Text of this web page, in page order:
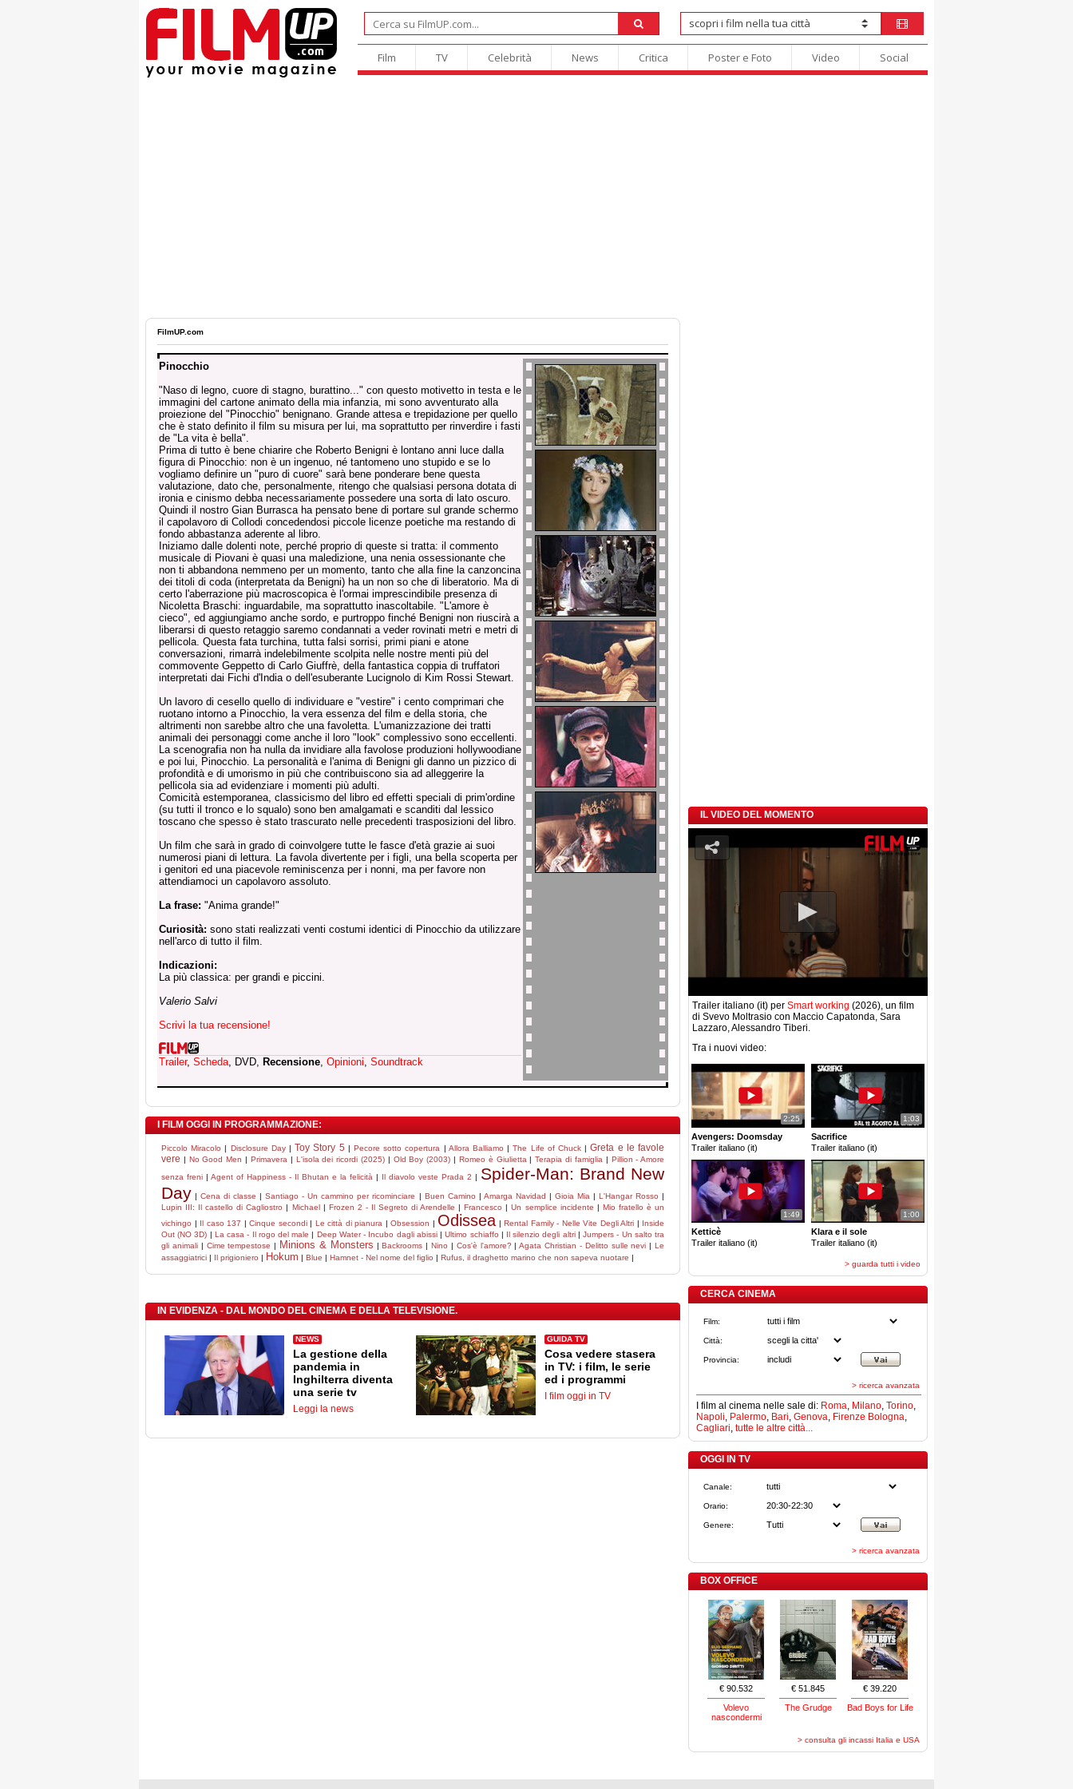
Film TV Celebrità News Critica Poster e Foto Video Social
FilmUP.com
Pinocchio
"Naso di legno, cuore di stagno, burattino..." con questo motivetto in testa e le
immagini del cartone animato della mia infanzia, mi sono avventurato alla
proiezione del "Pinocchio" benignano. Grande attesa e trepidazione per quello
che è stato definito il film su misura per lui, ma soprattutto per rinverdire i fasti
de "La vita è bella".
Prima di tutto è bene chiarire che Roberto Benigni è lontano anni luce dalla
figura di Pinocchio: non è un ingenuo, né tantomeno uno stupido e se lo
vogliamo definire un "puro di cuore" sarà bene ponderare bene questa
valutazione, dato che, personalmente, ritengo che qualsiasi persona dotata di
ironia e cinismo debba necessariamente possedere una sorta di lato oscuro.
Quindi il nostro Gian Burrasca ha pensato bene di portare sul grande schermo
il capolavoro di Collodi concedendosi piccole licenze poetiche ma restando di
fondo abbastanza aderente al libro.
Iniziamo dalle dolenti note, perché proprio di queste si tratta: il commento
musicale di Piovani è quasi una maledizione, una nenia ossessionante che
non ti abbandona nemmeno per un momento, tanto che alla fine la canzoncina
dei titoli di coda (interpretata da Benigni) ha un non so che di liberatorio. Ma di
certo l'aberrazione più macroscopica è l'ormai imprescindibile presenza di
Nicoletta Braschi: inguardabile, ma soprattutto inascoltabile. "L'amore è
cieco", ed aggiungiamo anche sordo, e purtroppo finché Benigni non riuscirà a
liberarsi di questo retaggio saremo condannati a veder rovinati metri e metri di
pellicola. Questa fata turchina, tutta falsi sorrisi, primi piani e atone
conversazioni, rimarrà indelebilmente scolpita nelle nostre menti più del
commovente Geppetto di Carlo Giuffrè, della fantastica coppia di truffatori
interpretati dai Fichi d'India o dell'esuberante Lucignolo di Kim Rossi Stewart.
Un lavoro di cesello quello di individuare e "vestire" i cento comprimari che
ruotano intorno a Pinocchio, la vera essenza del film e della storia, che
altrimenti non sarebbe altro che una favoletta. L'umanizzazione dei tratti
animali dei personaggi come anche il loro "look" complessivo sono eccellenti.
La scenografia non ha nulla da invidiare alla favolose produzioni hollywoodiane
e poi lui, Pinocchio. La personalità e l'anima di Benigni gli danno un pizzico di
profondità e di umorismo in più che contribuiscono sia ad alleggerire la
pellicola sia ad evidenziare i momenti più adulti.
Comicità estemporanea, classicismo del libro ed effetti speciali di prim'ordine
(su tutti il tronco e lo squalo) sono ben amalgamati e scanditi dal lessico
toscano che spesso è stato trascurato nelle precedenti trasposizioni del libro.
Un film che sarà in grado di coinvolgere tutte le fasce d'età grazie ai suoi
numerosi piani di lettura. La favola divertente per i figli, una bella scoperta per
i genitori ed una piacevole reminiscenza per i nonni, ma per favore non
attendiamoci un capolavoro assoluto.
La frase: "Anima grande!"
Curiosità: sono stati realizzati venti costumi identici di Pinocchio da utilizzare
nell'arco di tutto il film.
Indicazioni:
La più classica: per grandi e piccini.
Valerio Salvi
Scrivi la tua recensione!
Trailer, Scheda, DVD, Recensione, Opinioni, Soundtrack
I FILM OGGI IN PROGRAMMAZIONE:
Piccolo Miracolo | Disclosure Day| Toy Story 5 |Pecore sotto copertura | Allora Balliamo |The Life of Chuck |Greta e le favole
vere | No Good Men | Primavera | L'isola dei ricordi (2025) | Old Boy (2003) | Romeo è Giulietta |Terapia di famiglia | Pillion - Amore
senza freni | Agent of Happiness - Il Bhutan e la felicità | Il diavolo veste Prada 2 | Spider-Man: Brand New
Day |Cena di classe |Santiago - Un cammino per ricominciare | Buen Camino | Amarga Navidad | Gioia Mia |L'Hangar Rosso |
Lupin III: Il castello di Cagliostro | Michael| Frozen 2 - Il Segreto di Arendelle |Francesco |Un semplice incidente | Mio fratello è un
vichingo | Il caso 137 | Cinque secondi| Le città di pianura | Obsession | Odissea | Rental Family - Nelle Vite Degli Altri | Inside
Out (NO 3D) | La casa - Il rogo del male | Deep Water - Incubo dagli abissi|Ultimo schiaffo | Il silenzio degli altri|Jumpers - Un salto tra
gli animali| Cime tempestose | Minions & Monsters |Backrooms |Nino | Cos'è l'amore? |Agata Christian - Delitto sulle nevi |Le
assaggiatrici | Il prigioniero | Hokum | Blue | Hamnet - Nel nome del figlio | Rufus, il draghetto marino che non sapeva nuotare |
IN EVIDENZA - DAL MONDO DEL CINEMA E DELLA TELEVISIONE.
NEWS
La gestione della
pandemia in
Inghilterra diventa
una serie tv
Leggi la news
GUIDA TV
Cosa vedere stasera
in TV: i film, le serie
ed i programmi
I film oggi in TV
IL VIDEO DEL MOMENTO
Trailer italiano (it) per Smart working (2026), un film
di Svevo Moltrasio con Maccio Capatonda, Sara
Lazzaro, Alessandro Tiberi.
Tra i nuovi video:
2:25
Avengers: Doomsday
Trailer italiano (it)
1:03
Sacrifice
Trailer italiano (it)
1:49
Ketticè
Trailer italiano (it)
1:00
Klara e il sole
Trailer italiano (it)
> guarda tutti i video
CERCA CINEMA
Film:
Città:
Provincia:
> ricerca avanzata
I film al cinema nelle sale di: Roma, Milano, Torino,
Napoli, Palermo, Bari, Genova, Firenze Bologna,
Cagliari, tutte le altre città...
OGGI IN TV
Canale:
Orario:
Genere:
> ricerca avanzata
BOX OFFICE
€ 90.532
Volevo
nascondermi
€ 51.845
The Grudge
€ 39.220
Bad Boys for Life
> consulta gli incassi Italia e USA